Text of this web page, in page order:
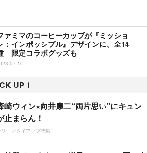
ァミマのコーヒーカップが『ミッショ
：インポッシブル』デザインに、全14
限定コラボグッズも
07-10
UP！
崎ウィン×向井康二“両片思い”にキュン
止まらん！
リコンタイアップ特集